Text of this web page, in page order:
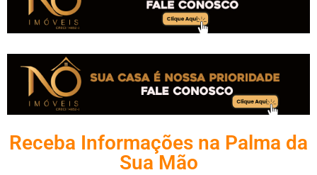
Receba Informações na Palma da
Sua Mão